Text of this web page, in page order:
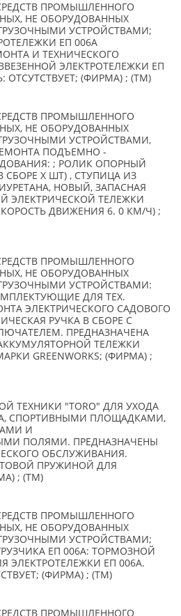
ПРОМЫШЛЕННОГО
НЕ ОБОРУДОВАННЫХ
УСТРОЙСТВАМИ;
ЕП 006А
И ТЕХНИЧЕСКОГО
ЭЛЕКТРОТЕЛЕЖКИ ЕП
(ФИРМА) ; (TM)
ПРОМЫШЛЕННОГО
НЕ ОБОРУДОВАННЫХ
УСТРОЙСТВАМИ,
ПОДЪЕМНО -
; РОЛИК ОПОРНЫЙ
X ШТ) , СТУПИЦА ИЗ
НОВЫЙ, ЗАПАСНАЯ
ЭЛЕКТРИЧЕСКОЙ ТЕЛЕЖКИ
ДВИЖЕНИЯ 6. 0 КМ/Ч) ;
ПРОМЫШЛЕННОГО
НЕ ОБОРУДОВАННЫХ
УСТРОЙСТВАМИ:
ДЛЯ ТЕХ.
ЭЛЕКТРИЧЕСКОГО САДОВОГО
РУЧКА В СБОРЕ С
ПРЕДНАЗНАЧЕНА
ТЕЛЕЖКИ
GREENWORKS; (ФИРМА) ;
ТЕХНИКИ "TORO" ДЛЯ УХОДА
СПОРТИВНЫМИ ПЛОЩАДКАМИ,
И
ПОЛЯМИ. ПРЕДНАЗНАЧЕНЫ
ОБСЛУЖИВАНИЯ.
ПРУЖИНОЙ ДЛЯ
; (TM)
ПРОМЫШЛЕННОГО
НЕ ОБОРУДОВАННЫХ
УСТРОЙСТВАМИ;
ЕП 006А: ТОРМОЗНОЙ
ЭЛЕКТРОТЕЛЕЖКИ ЕП 006A.
(ФИРМА) ; (TM)
ПРОМЫШЛЕННОГО